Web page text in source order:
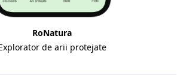
RoNatura
de arii protejate